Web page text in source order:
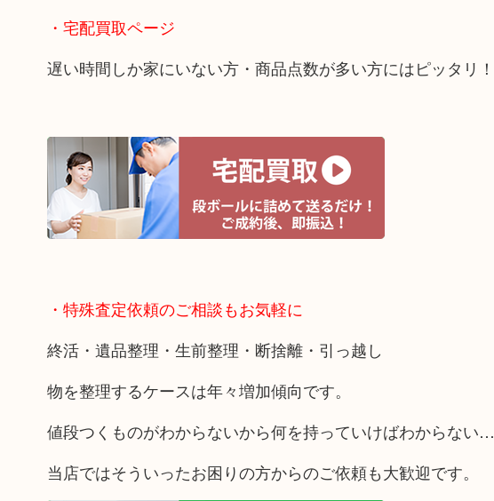
・宅配買取ページ
遅い時間しか家にいない方・商品点数が多い方にはピッタリ！
・特殊査定依頼のご相談もお気軽に
終活・遺品整理・生前整理・断捨離・引っ越し
物を整理するケースは年々増加傾向です。
値段つくものがわからないから何を持っていけばわからない…
当店ではそういったお困りの方からのご依頼も大歓迎です。